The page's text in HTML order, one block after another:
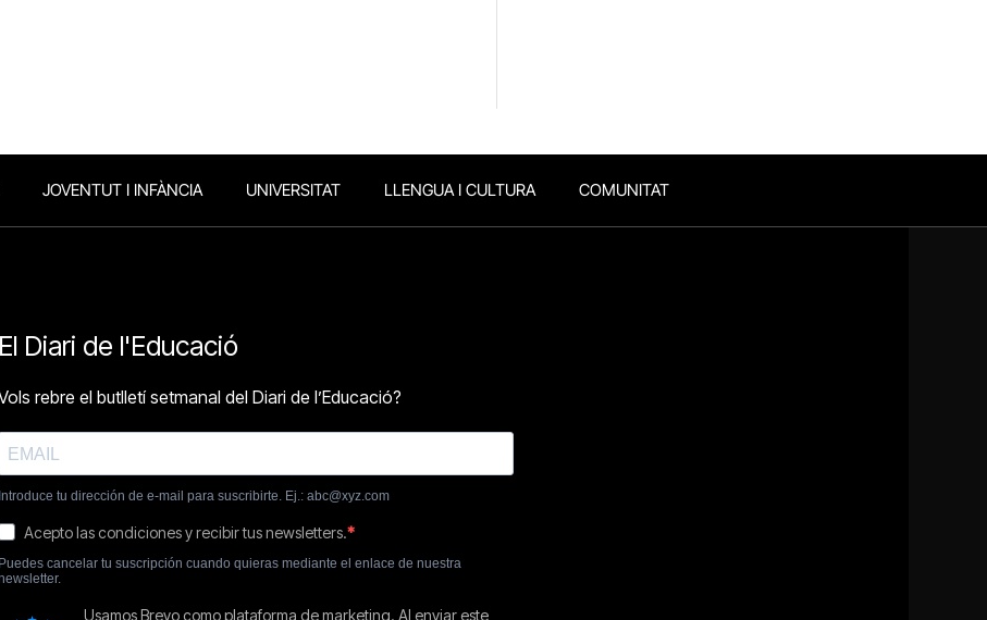
JOVENTUT I INFÀNCIA UNIVERSITAT LLENGUA I CULTURA COMUNITAT